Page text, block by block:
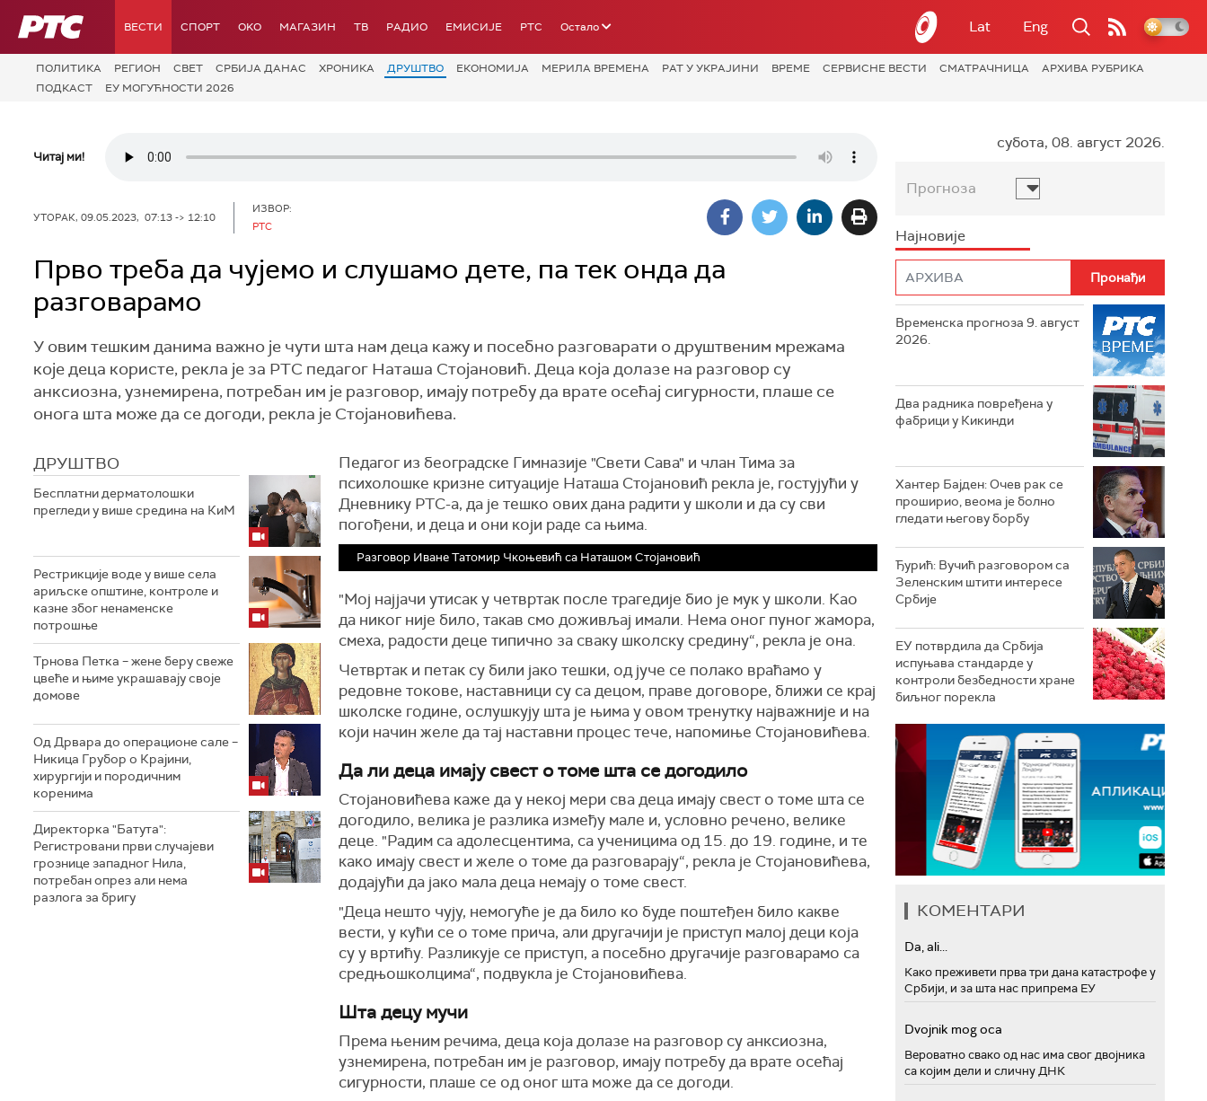
РТС ВЕСТИ СПОРТ OKO МАГАЗИН ТВ РАДИО ЕМИСИЈЕ РТС Остало Lat Eng
ПОЛИТИКА РЕГИОН СВЕТ СРБИЈА ДАНАС ХРОНИКА ДРУШТВО ЕКОНОМИЈА МЕРИЛА ВРЕМЕНА РАТ У УКРАЈИНИ ВРЕМЕ СЕРВИСНЕ ВЕСТИ СМАТРАЧНИЦА
АРХИВА РУБРИКА
ПОДКАСТ
ЕУ МОГУЋНОСТИ 2026
Читај ми!
УТОРАК, 09.05.2023, 07:13 -> 12:10
ИЗВОР:
РТС
Прво треба да чујемо и слушамо дете, па тек онда да
разговарамо
У овим тешким данима важно је чути шта нам деца кажу и посебно разговарати о друштвеним мрежама
које деца користе, рекла је за РТС педагог Наташа Стојановић. Деца која долазе на разговор су
анксиозна, узнемирена, потребан им је разговор, имају потребу да врате осећај сигурности, плаше се
оногa шта може да се догоди, рекла је Стојановићева.
ДРУШТВО
Бесплатни дерматолошки
прегледи у више средина на КиМ
Рестрикције воде у више села
ариљске општине, контроле и
казне због ненаменске
потрошње
Трнова Петка – жене беру свеже
цвеће и њиме украшавају своје
домове
Од Дрвара до операционе сале –
Никица Грубор о Крајини,
хирургији и породичним
коренима
Директорка "Батута":
Регистровани први случајеви
грознице западног Нила,
потребан опрез али нема
разлога за бригу
Педагог из београдске Гимназије "Свети Сава" и члан Тима за
психолошке кризне ситуације Наташа Стојановић рекла је, гостујући у
Дневнику РТС-а, да је тешко ових дана радити у школи и да су сви
погођени, и деца и они који раде са њима.
Разговор Иване Татомир Чкоњевић са Наташом Стојановић
"Мој најјачи утисак у четвртак после трагедије био је мук у школи. Као
да никог није било, такав смо доживљај имали. Нема оног пуног жамора,
смеха, радости деце типично за сваку школску средину“, рекла је она.
Четвртак и петак су били јако тешки, од јуче се полако враћамо у
редовне токове, наставници су са децом, праве договоре, ближи се крај
школске године, ослушкују шта је њима у овом тренутку најважније и на
који начин желе да тај наставни процес тече, напомиње Стојановићева.
Да ли деца имају свест о томе шта се догодило
Стојановићева каже да у некој мери сва деца имају свест о томе шта се
догодило, велика је разлика између мале и, условно речено, велике
деце. "Радим са адолесцентима, са ученицима од 15. до 19. године, и те
како имају свест и желе о томе да разговарају“, рекла је Стојановићева,
додајући да јако мала деца немају о томе свест.
"Деца нешто чују, немогуће је да било ко буде поштеђен било какве
вести, у кући се о томе прича, али другачији је приступ малој деци која
су у вртићу. Разликује се приступ, а посебно другачије разговарамо са
средњошколцима“, подвукла је Стојановићева.
Шта децу мучи
Према њеним речима, деца која долазе на разговор су анксиозна,
узнемирена, потребан им је разговор, имају потребу да врате осећај
сигурности, плаше се од оног шта може да се догоди.
субота, 08. август 2026.
Прогноза
Најновије
Временска прогноза 9. август
2026.
Два радника повређена у
фабрици у Кикинди
Хантер Бајден: Очев рак се
проширио, веома је болно
гледати његову борбу
Ђурић: Вучић разговором са
Зеленским штити интересе
Србије
ЕУ потврдила да Србија
испуњава стандарде у
контроли безбедности хране
биљног порекла
КОМЕНТАРИ
Da, ali...
Како преживети прва три дана катастрофе у
Србији, и за шта нас припрема ЕУ
Dvojnik mog oca
Вероватно свако од нас има свог двојника
са којим дели и сличну ДНК